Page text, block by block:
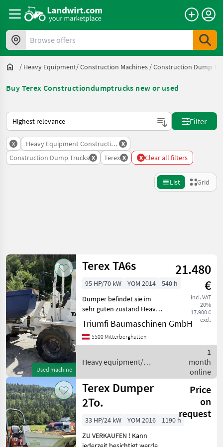
Browse offers
/ Heavy Equipment/ Construction Machines /Construction Dump
Buy Terex Constructiondumptrucks new or used
This is how sorting works on Landwirt.com
Filter
x Heavy Equipment Construction Machines
x
Construction Dump Trucks x Terex x x Clear all filters
List Grid
Category 4 Place Filter
CURRENT
PATH
Construction
machinery
Heavy
Equipment
Construction
Machines
Construction
Dump Trucks
Terex
SELECT
CATEGORY
Reset
Show
10
results
Used machine
Terex TA6s
21.480
€
incl. VAT
20%
17.900 €
excl.
95 HP/70 kW YOM 2014
540 h
Dumper befindet sie im
sehr guten zustand Heavy
equipment/ construction
machines Construction
dump trucks
Triumfi Baumaschinen GmbH
5500 Mitterberghütten
Heavy equipment/
Terex
1
month
online
Terex Dumper
2To.
Price
on
request
33 HP/24 kW YOM 2016
1190 h
ZU VERKAUFEN ! Kann